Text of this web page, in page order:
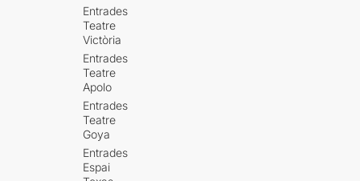
Entrades
Teatre
Victòria
Entrades
Teatre
Apolo
Entrades
Teatre
Goya
Entrades
Espai